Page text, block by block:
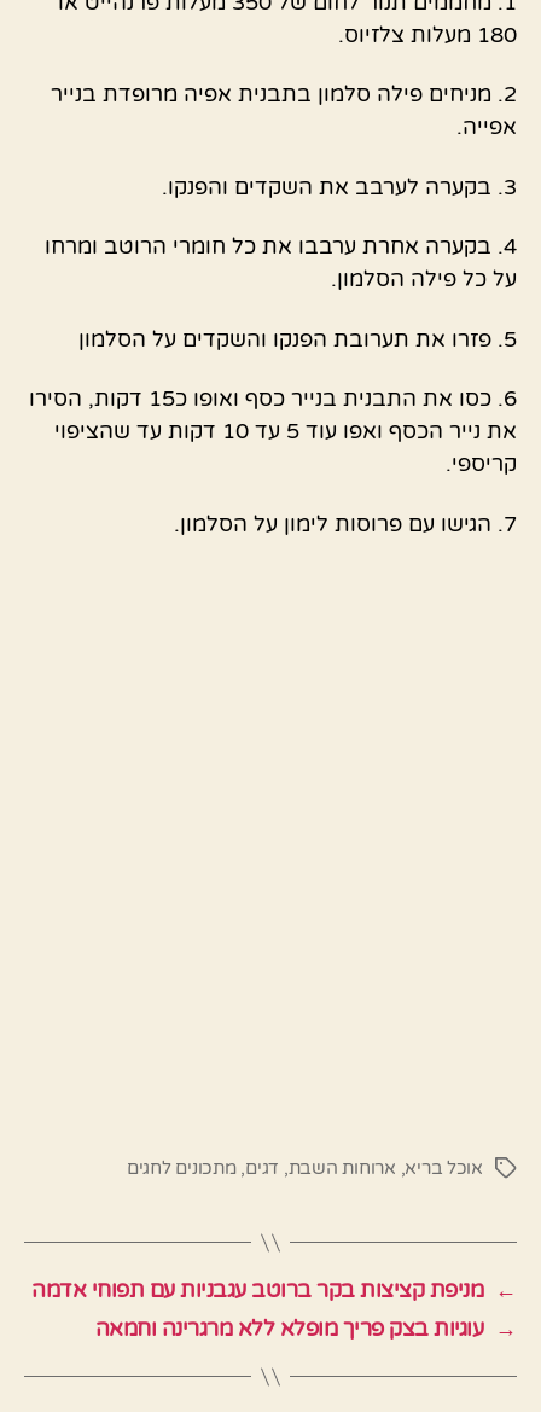
180 מעלות צלזיוס.
2. מניחים פילה סלמון בתבנית אפיה מרופדת בנייר
אפייה.
3. בקערה לערבב את השקדים והפנקו.
4. בקערה אחרת ערבבו את כל חומרי הרוטב ומרחו
על כל פילה הסלמון.
5. פזרו את תערובת הפנקו והשקדים על הסלמון
6. כסו את התבנית בנייר כסף ואופו כ15 דקות, הסירו
את נייר הכסף ואפו עוד 5 עד 10 דקות עד שהציפוי
קריספי.
7. הגישו עם פרוסות לימון על הסלמון.
תגיותאוכל בריא, ארוחות השבת, דגים,מתכונים לחגים
← מניפת קציצות בקר ברוטב עגבניות עם תפוחי אדמה
→ עוגיות בצק פריך מופלא ללא מרגרינה וחמאה